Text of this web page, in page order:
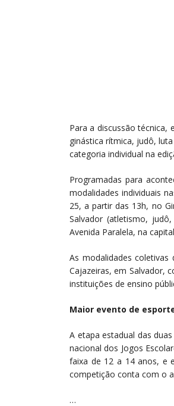
Para a discussão técnica,
ginástica rítmica, judô,
categoria individual na
Programadas para
modalidades individuais
25, a partir das 13h, no
Salvador (atletismo,
Avenida Paralela, na
As modalidades
Cajazeiras, em Salvador,
instituições de ensino
Maior evento de
A etapa estadual das
nacional dos Jogos
faixa de 12 a 14 anos, e
competição conta com o
…